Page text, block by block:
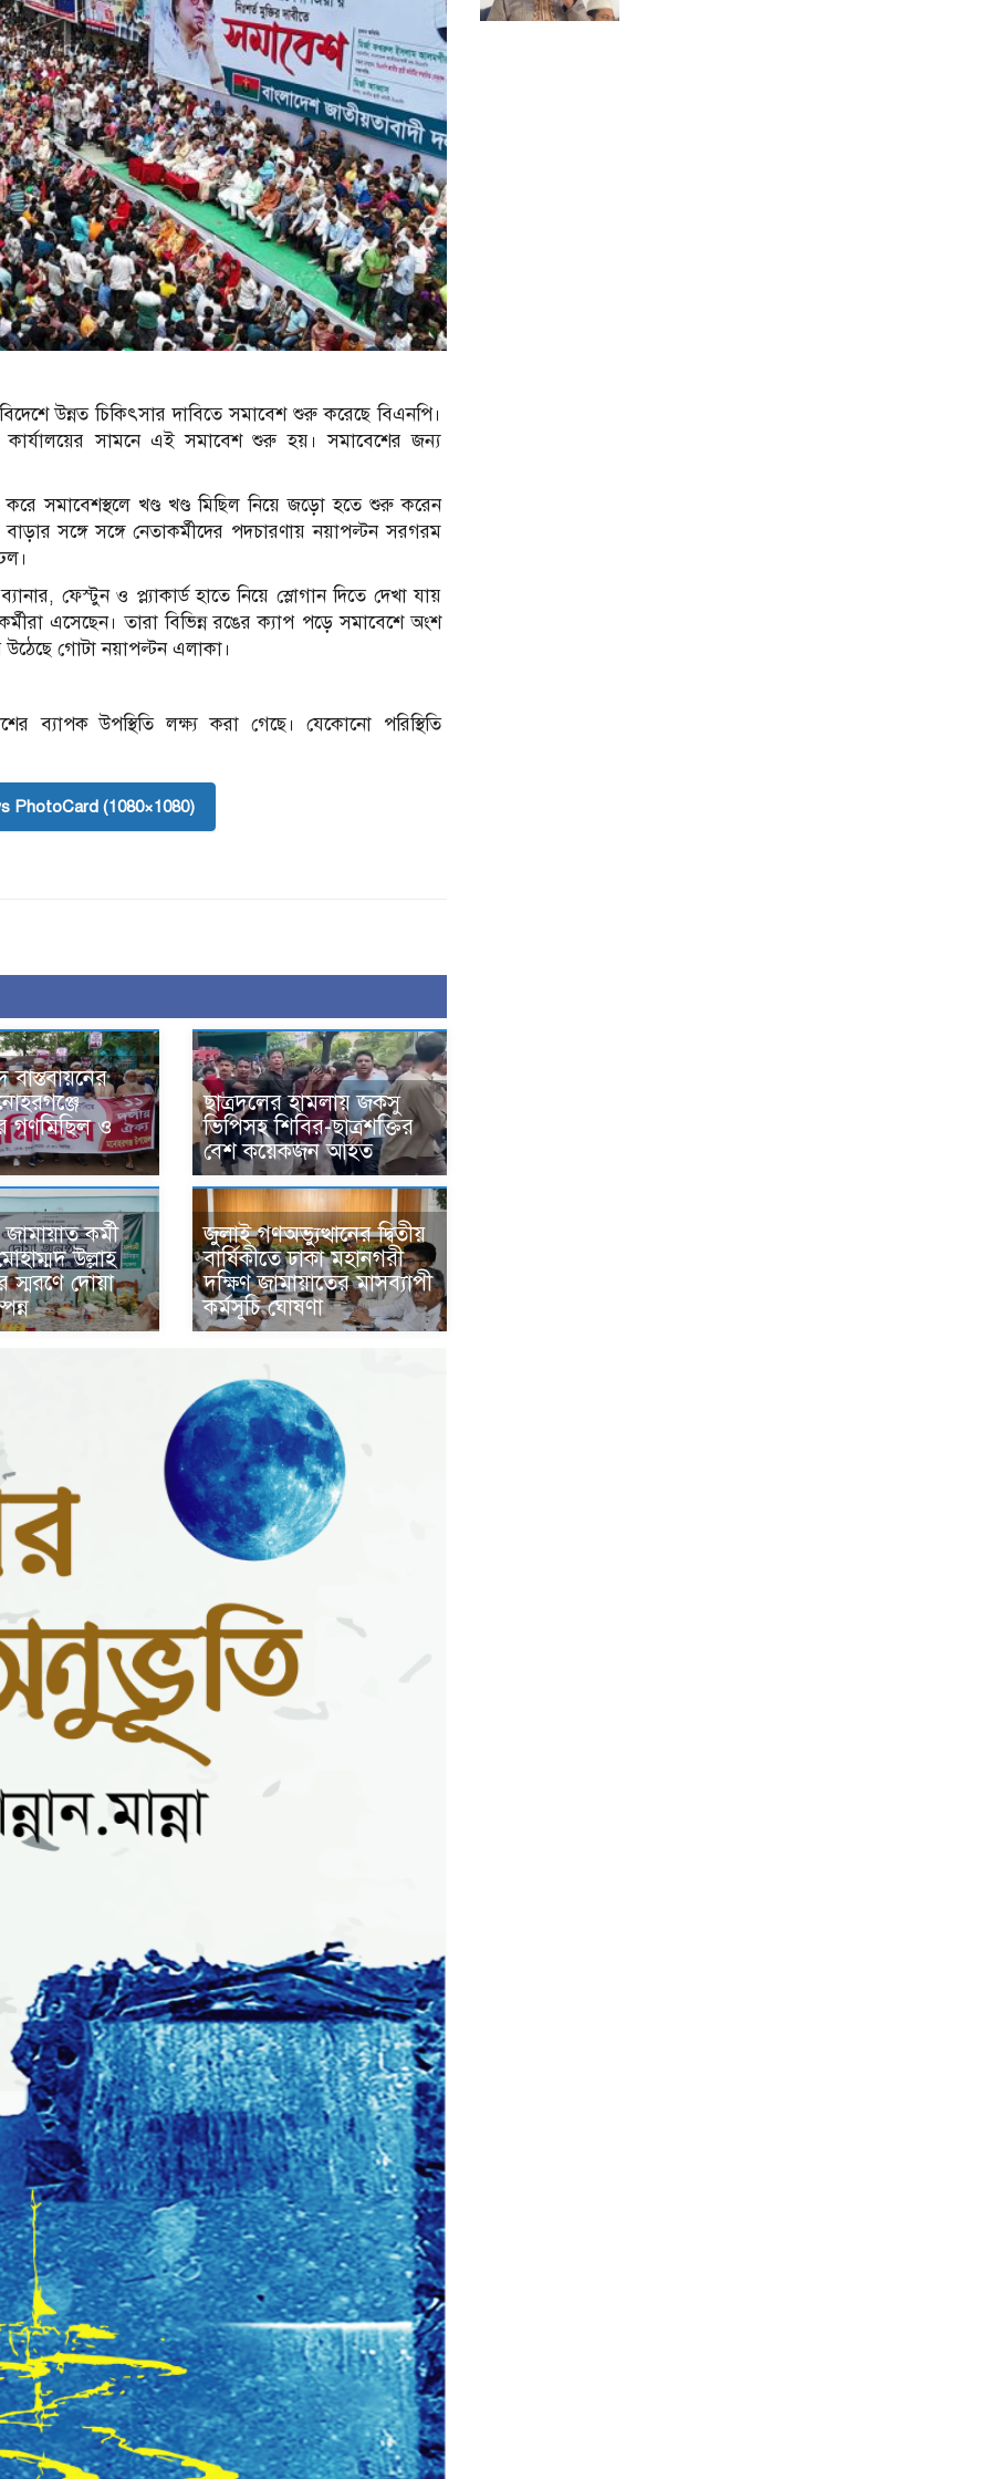
উন্নত চিকিৎসার দাবিতে সমাবেশ শুরু করেছে বিএনপি।
কার্যালয়ের সামনে এই সমাবেশ শুরু হয়। সমাবেশের জন্য
সমাবেশস্থলে খণ্ড খণ্ড মিছিল নিয়ে জড়ো হতে শুরু করেন
সঙ্গে সঙ্গে নেতাকর্মীদের পদচারণায় নয়াপল্টন সরগরম
ফেস্টুন ও প্ল্যাকার্ড হাতে নিয়ে স্লোগান দিতে দেখা যায়
এসেছেন। তারা বিভিন্ন রঙের ক্যাপ পড়ে সমাবেশে অংশ
উঠেছে গোটা নয়াপল্টন এলাকা।
ব্যাপক উপস্থিতি লক্ষ্য করা গেছে। যেকোনো পরিস্থিতি
PhotoCard (1080×1080)
গণমিছিল ও
ছাত্রদলের হামলায় জকসু
ভিপিসহ শিবির-ছাত্রশক্তির
বেশ কয়েকজন আহত
কর্মী
উল্লাহ
স্মরণে দোয়া
জুলাই গণঅভ্যুত্থানের দ্বিতীয়
বার্ষিকীতে ঢাকা মহানগরী
দক্ষিণ জামায়াতের মাসব্যাপী
কর্মসূচি ঘোষণা